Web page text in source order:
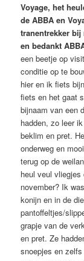
Voyage, het
de ABBA en
tranentrekker
en bedankt
een beetje op
conditie op te
hier en ik fiets
fiets en het gaat
bijnaam van een
hadden, zo leer
beklim en pret.
onderweg en
terug op de
heul veul
november? Ik
konijn en in de
pantoffeltjes/
grapje van de
en pret. Ze
snoepjes en